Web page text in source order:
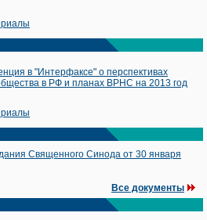
в "Интерфаксе" о перспективах
в РФ и планах ВРНС на 2013 год
Священного Синода от 30 января
Все документы